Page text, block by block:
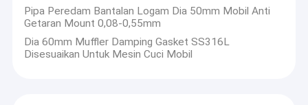
Pipa Peredam Bantalan Logam Dia 50mm Mobil Anti
Getaran Mount 0,08-0,55mm
Dia 60mm Muffler Damping Gasket SS316L
Disesuaikan Untuk Mesin Cuci Mobil